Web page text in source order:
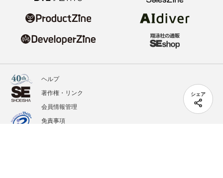
シェア
ヘルプ
著作権・リンク
会員情報管理
免責事項